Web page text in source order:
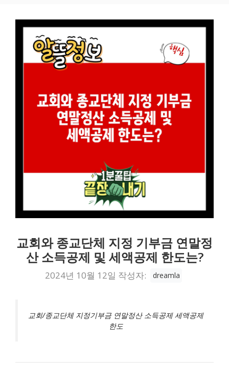
교회와 종교단체 지정 기부금 연말정
산 소득공제 및 세액공제 한도는?
2024년 10월 12일 작성자: dreamla
교회/종교단체 지정기부금 연말정산 소득공제 세액공제
한도